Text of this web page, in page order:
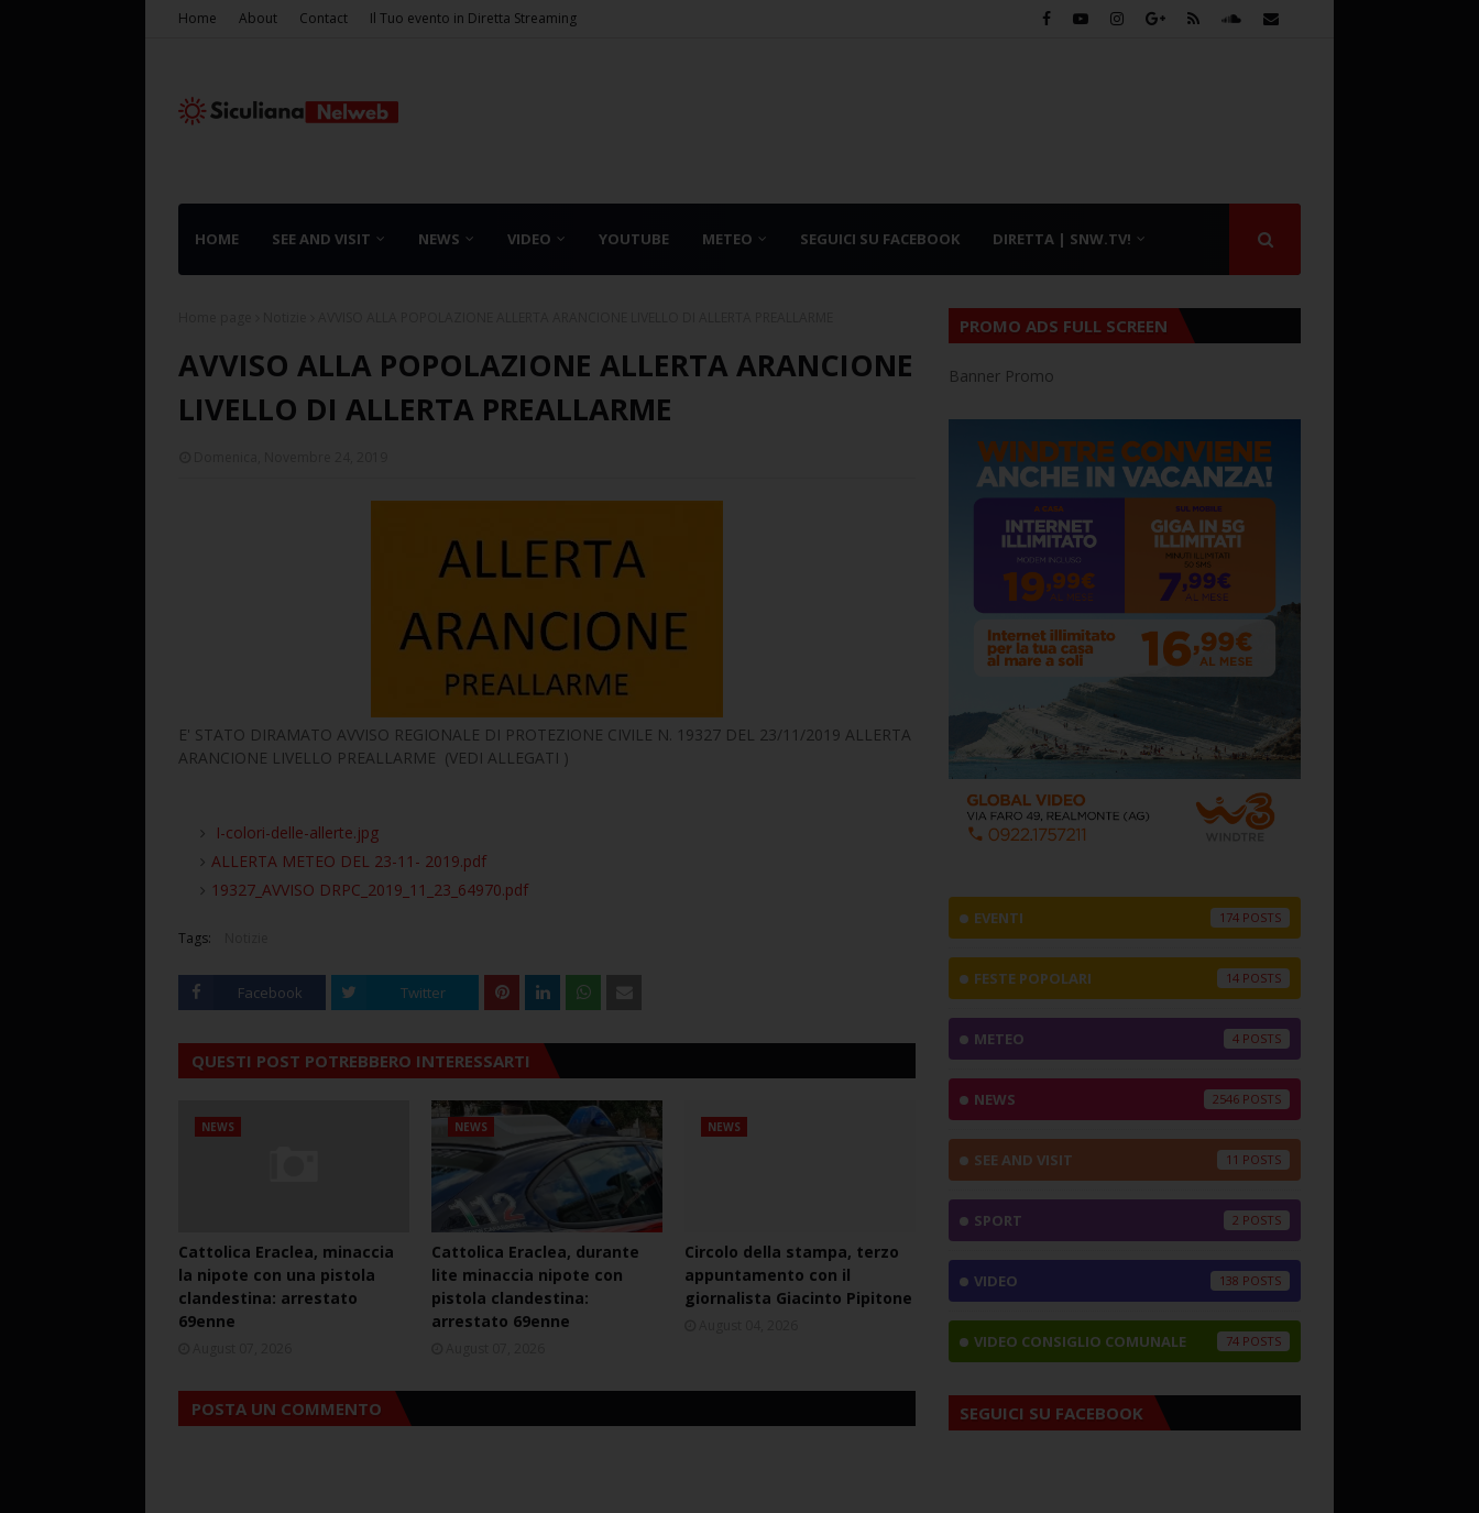
Home About Contact Il Tuo evento in Diretta Streaming
HOME SEE AND VISIT NEWS VIDEO YOUTUBE METEO SEGUICI SU FACEBOOK DIRETTA | SNW.TV!
AVVISO ALLA POPOLAZIONE ALLERTA ARANCIONE
LIVELLO DI ALLERTA PREALLARME
E' STATO DIRAMATO AVVISO REGIONALE DI PROTEZIONE CIVILE N. 19327 DEL 23/11/2019 ALLERTA
ARANCIONE LIVELLO PREALLARME (VEDI ALLEGATI )
I-colori-delle-allerte.jpg
ALLERTA METEO DEL 23-11- 2019.pdf
19327_AVVISO DRPC_2019_11_23_64970.pdf
Tags:
Facebook Twitter
QUESTI POST POTREBBERO INTERESSARTI
NEWS
Cattolica Eraclea, minaccia
la nipote con una pistola
clandestina: arrestato
69enne
NEWS
Cattolica Eraclea, durante
lite minaccia nipote con
pistola clandestina:
arrestato 69enne
NEWS
Circolo della stampa, terzo
appuntamento con il
giornalista Giacinto Pipitone
POSTA UN COMMENTO
PROMO ADS FULL SCREEN
Banner Promo
EVENTI 174
FESTE POPOLARI 14
METEO 4
NEWS 2546
SEE AND VISIT 11
SPORT 2
VIDEO 138
VIDEO CONSIGLIO COMUNALE 74
SEGUICI SU FACEBOOK